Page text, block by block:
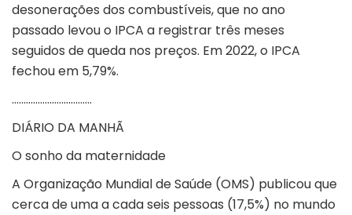
desonerações dos combustíveis, que no ano
passado levou o IPCA a registrar três meses
seguidos de queda nos preços. Em 2022, o IPCA
fechou em 5,79%.
…………………………….
DIÁRIO DA MANHÃ
O sonho da maternidade
A Organização Mundial de Saúde (OMS) publicou que
cerca de uma a cada seis pessoas (17,5%) no mundo